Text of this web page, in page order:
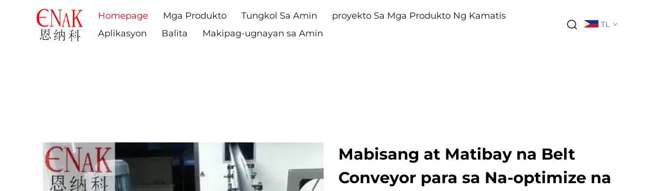
Homepage Mga Produkto Tungkol Sa Amin
proyekto Sa Mga Produkto Ng Kamatis
Aplikasyon
Balita Makipag-ugnayan sa Amin
TL
Mabisang at Matibay na Belt
Conveyor para sa Na-optimize na